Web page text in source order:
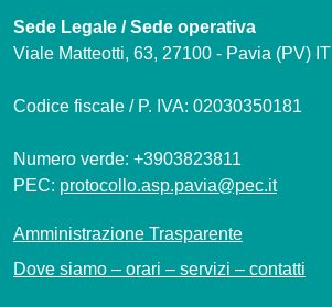
Sede Legale / Sede operativa
Viale Matteotti, 63, 27100 - Pavia (PV) IT
Codice fiscale / P. IVA: 02030350181
Numero verde: +3903823811
PEC: protocollo.asp.pavia@pec.it
Amministrazione Trasparente
Dove siamo – orari – servizi – contatti